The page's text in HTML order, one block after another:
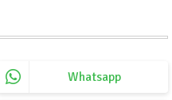
Whatsapp